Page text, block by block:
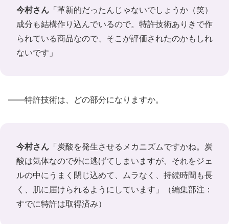
今村さん 「革新的だったんじゃないでしょうか（笑）
成分も結構作り込んでいるので。特許技術ありきで作
られている商品なので、そこが評価されたのかもしれ
ないです」
――特許技術は、どの部分になりますか。
今村さん 「炭酸を発生させるメカニズムですかね。炭
酸は気体なので外に逃げてしまいますが、それをジェ
ルの中にうまく閉じ込めて、ムラなく、持続時間も長
く、肌に届けられるようにしています」（編集部注：
すでに特許は取得済み）